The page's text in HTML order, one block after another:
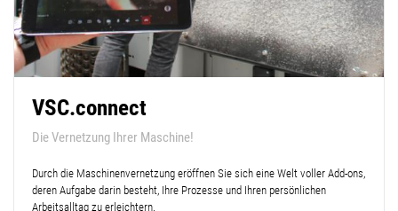
VSC.connect
Die Vernetzung Ihrer Maschine!
Durch die Maschinenvernetzung eröffnen Sie sich eine Welt voller Add-ons,
deren Aufgabe darin besteht, Ihre Prozesse und Ihren persönlichen
Arbeitsalltag zu erleichtern.